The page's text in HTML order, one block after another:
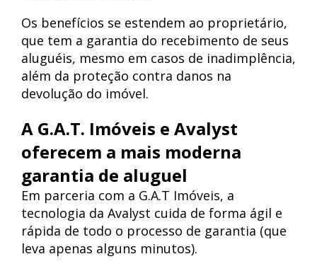
Os benefícios se estendem ao proprietário,
que tem a garantia do recebimento de seus
aluguéis, mesmo em casos de inadimplência,
além da proteção contra danos na
devolução do imóvel.
A G.A.T. Imóveis e Avalyst
oferecem a mais moderna
garantia de aluguel
Em parceria com a G.A.T Imóveis, a
tecnologia da Avalyst cuida de forma ágil e
rápida de todo o processo de garantia (que
leva apenas alguns minutos).